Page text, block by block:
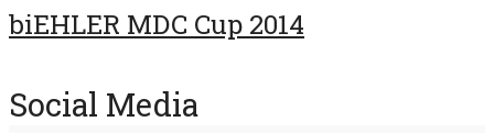
biEHLER MDC Cup 2014
Social Media